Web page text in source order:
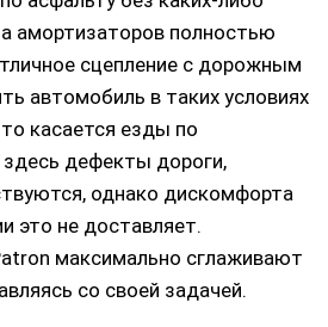
амортизаторов полностью
сцепление с дорожным
автомобиль в таких условиях
касается езды по
дефекты дороги,
однако дискомфорта
это не доставляет.
максимально сглаживают
со своей задачей.